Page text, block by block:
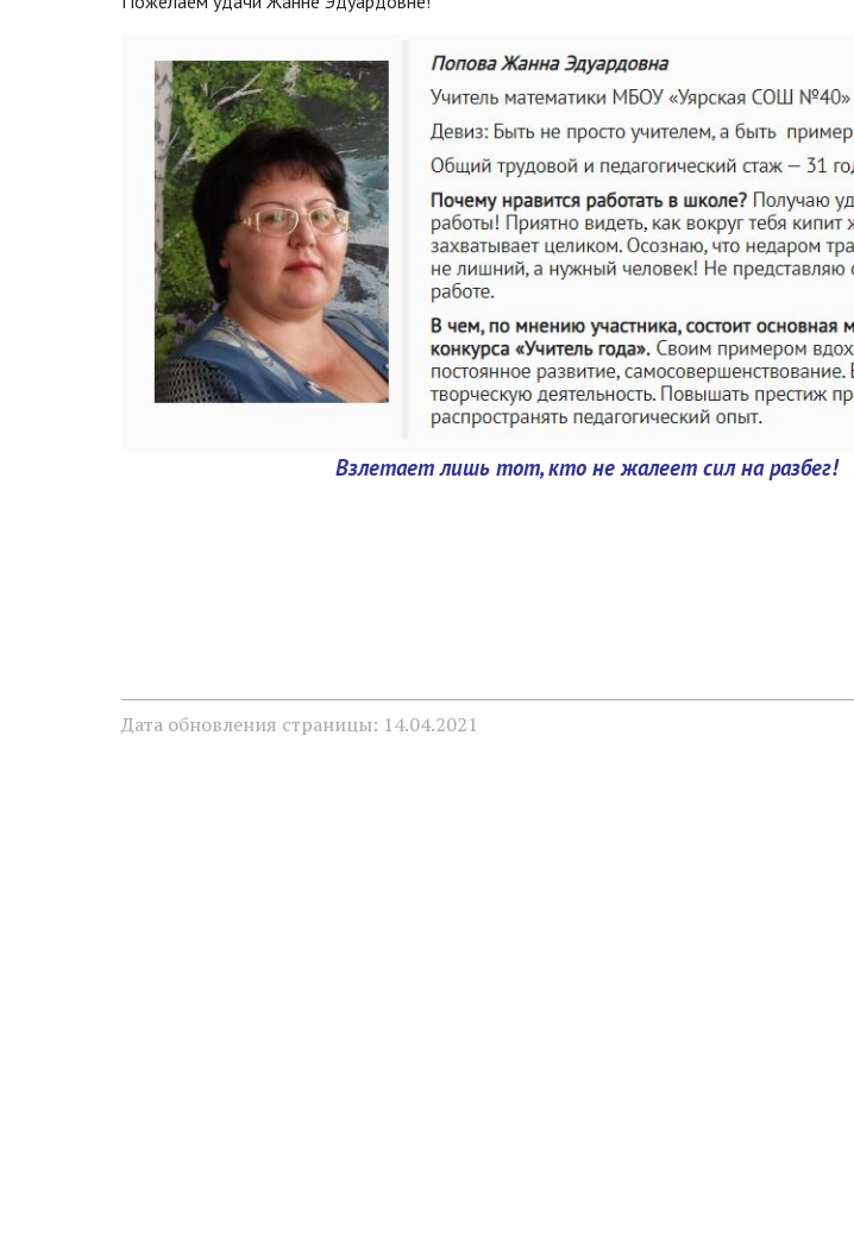
Взлетает лишь тот, кто не жалеет сил на разбег!
Дата обновления страницы: 14.04.2021